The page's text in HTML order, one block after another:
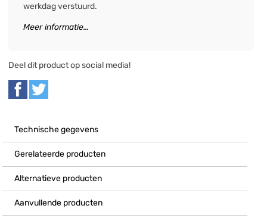
werkdag verstuurd.
Meer informatie...
Deel dit product op social media!
Technische gegevens
Gerelateerde producten
Alternatieve producten
Aanvullende producten